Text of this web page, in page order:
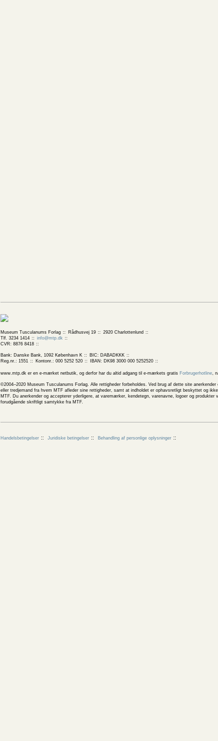
Museum Tusculanums Forlag Rådhusvej 19
2920 Charlottenlund
Tlf. 3234 1414
info@mtp.dk
CVR: 8876 8418
Bank: Danske Bank, 1092 København K
BIC: DABADKKK
Reg.nr.: 1551
Kontonr.: 000 5252 520 IBAN: DK98 3000 000 5252520
www.mtp.dk er en e-mærket netbutik, og derfor har du altid adgang til e-mærkets gratis Forbrugerhotline,
©2004–2020 Museum Tusculanums Forlag. Alle rettigheder forbeholdes. Ved brug af dette site
eller tredjemand fra hvem MTF afleder sine rettigheder, samt at indholdet er ophavsretligt beskyttet og
MTF. Du anerkender og accepterer yderligere, at varemærker, kendetegn, varenavne, logoer og
forudgående skriftligt samtykke fra MTF.
Handelsbetingelser Juridiske betingelser Behandling af personlige oplysninger